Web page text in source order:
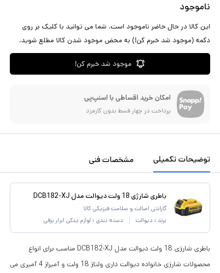
ناموجود
این کالا در حال حاضر ناموجود است. شما می توانید با کلیک بر روی
دکمه (موجود شد خبرم کن!) به محض موجود شدن کالا مطلع شوید.
موجود شد خبرم کن!
امکان خرید اقساطی با اسنپ‌پی
پرداخت در چهار قسط بدون کارمزد
توضیحات تکمیلی مشخصات فنی
باطری شارژی 18 ولت دیوالت مدل DCB182-XJ
گارانتی اصالت و سلامت فیزیکی کالا
برند : دیوالت دسته بندی : لوازم یدکی ابزار برقی
باطری شارژی 18 ولت دیوالت مدل DCB182-XJ مناسب برای انواع
محصولات شارژی خانواده دیوالت داری ولتاژ 18 ولت و آمپراژ 4 آمپری می